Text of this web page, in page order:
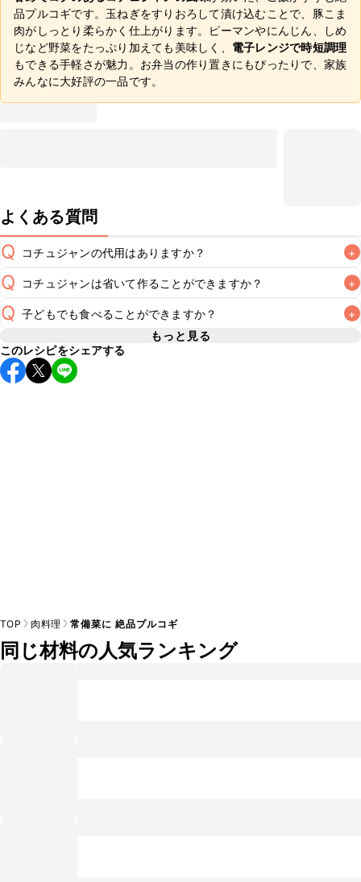
品プルコギです。玉ねぎをすりおろして漬け込むことで、豚こま
肉がしっとり柔らかく仕上がります。ピーマンやにんじん、しめ
じなど野菜をたっぷり加えても美味しく、 電子レンジで時短調理
もできる手軽さが魅力。お弁当の作り置きにもぴったりで、家族
みんなに大好評の一品です。
よくある質問
Q コチュジャンの代用はありますか？ +
A
Q コチュジャンは省いて作ることができますか？ +
A
使用量が少ない場合は省いてもお作りいただけますが、メイ
ンの味付けとして使用している場合は省くと味がぼやける可
能性があるため、 こちら
Q 子どもでも食べることができますか？ +
コチュジャンは甘辛い風味が特徴の食材なため、お子様や辛
い味付けが苦手な方は風味や刺激を強く感じる可能性がござ
います。使用する食材や味付けにつきましては普段のお子様
もっと見る
このレシピをシェアする
TOP 肉料理 常備菜に 絶品プルコギ
同じ材料の人気ランキング